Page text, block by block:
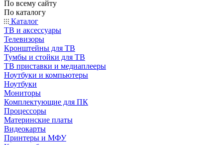
По всему сайту
По каталогу
Каталог
ТВ и аксессуары
Телевизоры
Кронштейны для ТВ
Тумбы и стойки для ТВ
ТВ приставки и медиаплееры
Ноутбуки и компьютеры
Ноутбуки
Мониторы
Комплектующие для ПК
Процессоры
Материнские платы
Видеокарты
Принтеры и МФУ